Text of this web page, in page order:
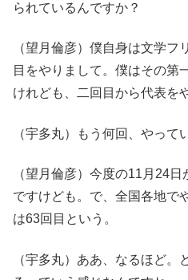
られているんですか？
（望月倫彦）僕自身は文学フ
目をやりまして。僕はその第
けれども、二回目から代表を
（宇多丸）もう何回、やって
（望月倫彦）今度の11月24
ですけども。で、全国各地で
は63回目という。
（宇多丸）ああ、なるほど